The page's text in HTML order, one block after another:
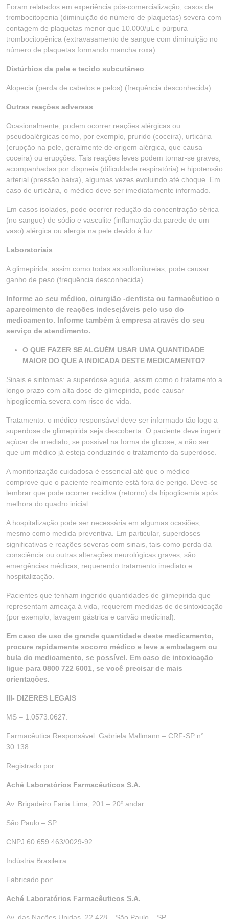
Foram relatados em experiência pós-comercialização, casos de
trombocitopenia (diminuição do número de plaquetas) severa com
contagem de plaquetas menor que 10.000/μL e púrpura
trombocitopênica (extravasamento de sangue com diminuição no
número de plaquetas formando mancha roxa).
Distúrbios da pele e tecido subcutâneo
Alopecia (perda de cabelos e pelos) (frequência desconhecida).
Outras reações adversas
Ocasionalmente, podem ocorrer reações alérgicas ou
pseudoalérgicas como, por exemplo, prurido (coceira), urticária
(erupção na pele, geralmente de origem alérgica, que causa
coceira) ou erupções. Tais reações leves podem tornar-se graves,
acompanhadas por dispneia (dificuldade respiratória) e hipotensão
arterial (pressão baixa), algumas vezes evoluindo até choque. Em
caso de urticária, o médico deve ser imediatamente informado.
Em casos isolados, pode ocorrer redução da concentração sérica
(no sangue) de sódio e vasculite (inflamação da parede de um
vaso) alérgica ou alergia na pele devido à luz.
Laboratoriais
A glimepirida, assim como todas as sulfonilureias, pode causar
ganho de peso (frequência desconhecida).
Informe ao seu médico, cirurgião -dentista ou farmacêutico o
aparecimento de reações indesejáveis pelo uso do
medicamento. Informe também à empresa através do seu
serviço de atendimento.
O QUE FAZER SE ALGUÉM USAR UMA QUANTIDADE
MAIOR DO QUE A INDICADA DESTE MEDICAMENTO?
Sinais e sintomas: a superdose aguda, assim como o tratamento a
longo prazo com alta dose de glimepirida, pode causar
hipoglicemia severa com risco de vida.
Tratamento: o médico responsável deve ser informado tão logo a
superdose de glimepirida seja descoberta. O paciente deve ingerir
açúcar de imediato, se possível na forma de glicose, a não ser
que um médico já esteja conduzindo o tratamento da superdose.
A monitorização cuidadosa é essencial até que o médico
comprove que o paciente realmente está fora de perigo. Deve-se
lembrar que pode ocorrer recidiva (retorno) da hipoglicemia após
melhora do quadro inicial.
A hospitalização pode ser necessária em algumas ocasiões,
mesmo como medida preventiva. Em particular, superdoses
significativas e reações severas com sinais, tais como perda da
consciência ou outras alterações neurológicas graves, são
emergências médicas, requerendo tratamento imediato e
hospitalização.
Pacientes que tenham ingerido quantidades de glimepirida que
representam ameaça à vida, requerem medidas de desintoxicação
(por exemplo, lavagem gástrica e carvão medicinal).
Em caso de uso de grande quantidade deste medicamento,
procure rapidamente socorro médico e leve a embalagem ou
bula do medicamento, se possível. Em caso de intoxicação
ligue para 0800 722 6001, se você precisar de mais
orientações.
III- DIZERES LEGAIS
MS – 1.0573.0627.
Farmacêutica Responsável: Gabriela Mallmann – CRF-SP n°
30.138
Registrado por:
Aché Laboratórios Farmacêuticos S.A.
Av. Brigadeiro Faria Lima, 201 – 20º andar
São Paulo – SP
CNPJ 60.659.463/0029-92
Indústria Brasileira
Fabricado por:
Aché Laboratórios Farmacêuticos S.A.